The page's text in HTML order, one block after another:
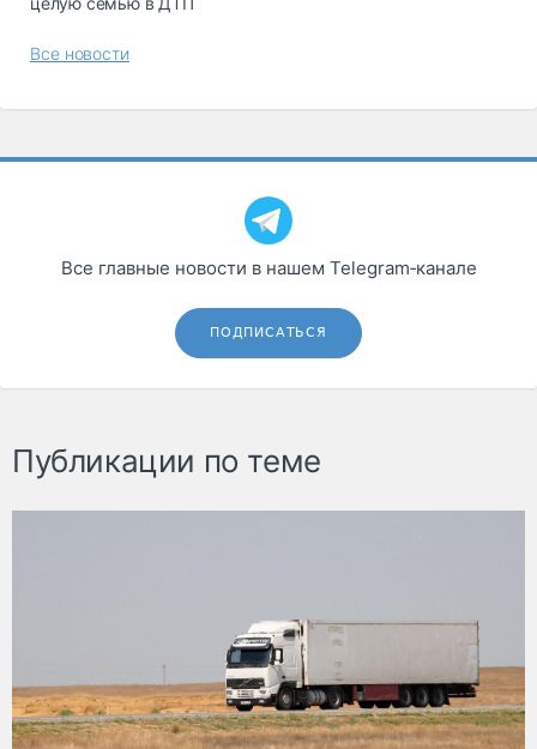
Все новости
Все главные новости в нашем Telegram‑канале
ПОДПИСАТЬСЯ
Публикации по теме